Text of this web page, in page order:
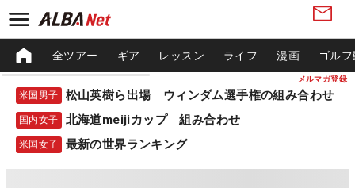
メルマガ登録
全ツアー ギア レッスン ライフ 漫画 ゴル
米国男子 松山英樹ら出場 ウィンダム選手権の組み合わせ
国内女子 北海道meijiカップ 組み合わせ
米国女子 最新の世界ランキング